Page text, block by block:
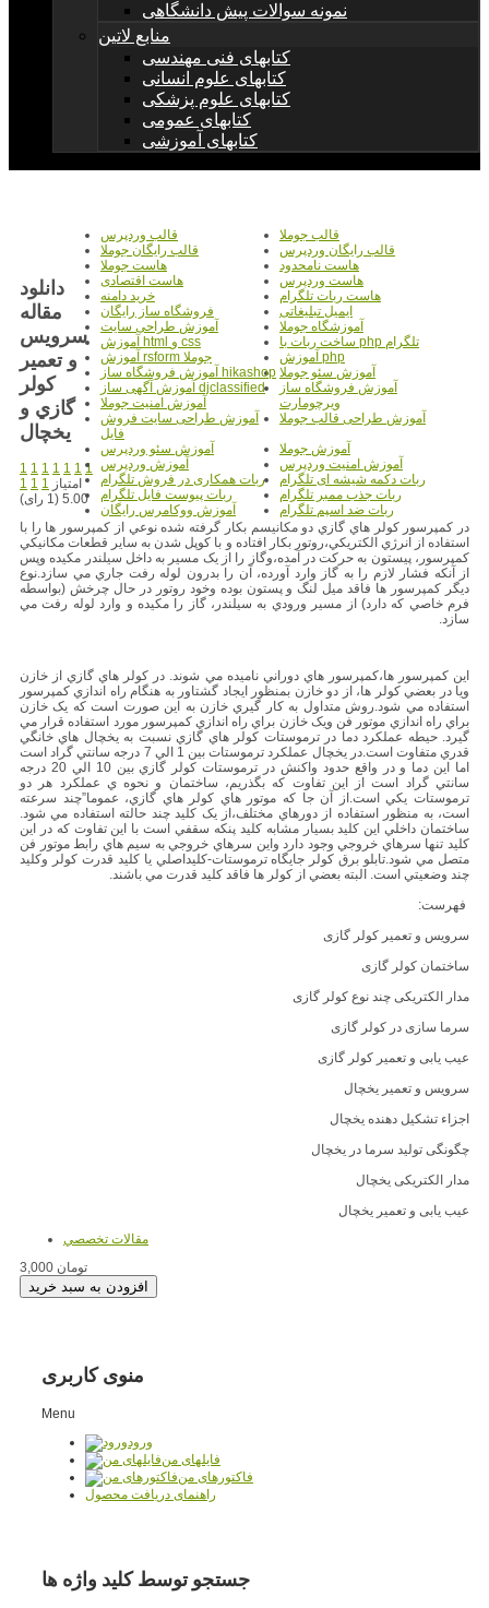
نمونه سوالات پیش دانشگاهی
منابع لاتین
کتابهای فنی مهندسی
کتابهای علوم انسانی
کتابهای علوم پزشکی
کتابهای عمومی
کتابهای آموزشی
قالب جوملا
قالب وردپرس
قالب رایگان وردپرس
قالب رایگان جوملا
هاست نامحدود
هاست جوملا
هاست وردپرس
هاست اقتصادی
هاست ربات تلگرام
خرید دامنه
ایمیل تبلیغاتی
فروشگاه ساز رایگان
آموزشگاه جوملا
آموزش طراحی سایت
ساخت ربات با php تلگرام
آموزش html و css
آموزش php
آموزش rsform جوملا
آموزش سئو جوملا آموزش فروشگاه ساز hikashop
آموزش فروشگاه ساز
ویرچومارت
آموزش آگهی ساز djclassified
آموزش امنیت جوملا
آموزش طراحی قالب جوملا
آموزش طراحی سایت فروش
فایل
آموزش جوملا
آموزش سئو وردپرس
آموزش امنیت وردپرس
آموزش وردپرس
ربات دکمه شیشه ای تلگرام
ربات همکاری در فروش تلگرام
ربات جذب ممبر تلگرام
ربات پیوست فایل تلگرام
ربات ضد اسپم تلگرام
آموزش ووکامرس رایگان
دانلود
مقاله
سرويس
و تعمير
كولر
گازي و
یخچال
1 1 1 1 1 1 1
1 1 1 امتیاز
5.00 (1 رای)
در کمپرسور کولر هاي گازي دو مکانيسم بکار گرفته شده نوعي از کمپرسور ها را با
استفاده از انرژي الکتريکي،روتور بکار افتاده و با کوپل شدن به ساير قطعات مکانيکي
کمپرسور، پيستون به حرکت در آمده،وگاز را از يک مسير به داخل سيلندر مکيده وپس
از آنکه فشار لازم را به گاز وارد آورده، آن را بدرون لوله رفت جاري مي سازد.نوع
ديگر کمپرسور ها فاقد ميل لنگ و پستون بوده وخود روتور در حال چرخش (بواسطه
فرم خاصي که دارد) از مسير ورودي به سيلندر، گاز را مکيده و وارد لوله رفت مي
سازد.
اين کمپرسور ها،کمپرسور هاي دوراني ناميده مي شوند. در کولر هاي گازي از خازن
ويا در بعضي کولر ها، از دو خازن بمنظور ايجاد گشتاور به هنگام راه اندازي کمپرسور
استفاده مي شود.روش متداول به کار گيري خازن به اين صورت است که يک خازن
براي راه اندازي موتور فن ويک خازن براي راه اندازي کمپرسور مورد استفاده قرار مي
گيرد. حيطه عملکرد دما در ترموستات کولر هاي گازي نسبت به يخچال هاي خانگي
قدري متفاوت است.در يخچال عملکرد ترموستات بين 1 الي 7 درجه سانتي گراد است
اما اين دما و در واقع حدود واکنش در ترموستات کولر گازي بين 10 الي 20 درجه
سانتي گراد است از اين تفاوت که بگذريم، ساختمان و نحوه ي عملکرد هر دو
ترموستات يکي است.از آن جا که موتور هاي کولر هاي گازي، عموما”چند سرعته
است، به منظور استفاده از دورهاي مختلف،از يک کليد چند حالته استفاده مي شود.
ساختمان داخلي اين کليد بسيار مشابه کليد پنکه سقفي است با اين تفاوت که در اين
کليد تنها سرهاي خروجي وجود دارد واين سرهاي خروجي به سيم هاي رابط موتور فن
متصل مي شود.تابلو برق کولر جايگاه ترموستات-کليداصلي يا کليد قدرت کولر وکليد
چند وضعيتي است. البته بعضي از کولر ها فاقد کليد قدرت مي باشند.
فهرست:
سرویس و تعمیر کولر گازی
ساختمان کولر گازی
مدار الکتریکی چند نوع کولر گازی
سرما سازى در کولر گازی
عیب یابی و تعمیر کولر گازی
سرویس و تعمیر یخچال
اجزاء تشکیل دهنده یخچال
چگونگی تولید سرما در یخچال
مدار الکتریکی یخچال
عیب یابی و تعمیر یخچال
مقالات تخصصي
3,000 تومان
منوی کاربری
Menu
ورود
فایلهای من
فاکتورهای من
راهنمای دریافت محصول
جستجو توسط کلید واژه ها